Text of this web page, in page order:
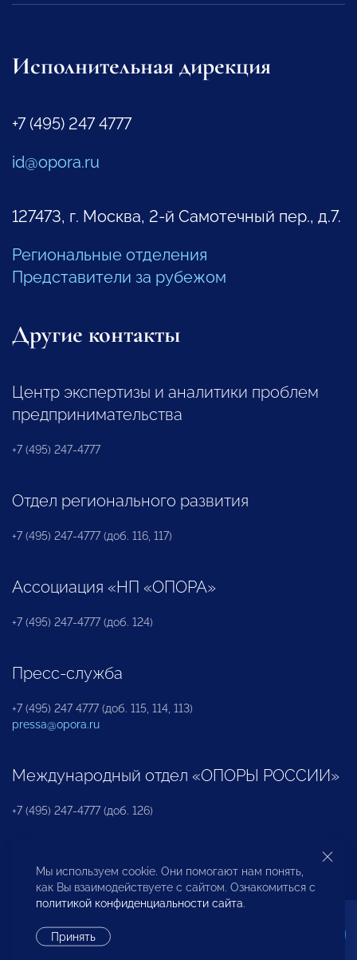
Исполнительная дирекция
+7 (495) 247 4777
id@opora.ru
127473, г. Москва, 2-й Самотечный пер., д.7.
Региональные отделения
Представители за рубежом
Другие контакты
Центр экспертизы и аналитики проблем
предпринимательства
+7 (495) 247-4777
Отдел регионального развития
+7 (495) 247-4777 (доб. 116, 117)
Ассоциация «НП «ОПОРА»
+7 (495) 247-4777 (доб. 124)
Пресс-служба
+7 (495) 247 4777 (доб. 115, 114, 113)
pressa@opora.ru
Международный отдел «ОПОРЫ РОССИИ»
+7 (495) 247-4777 (доб. 126)
Бюро по защите прав предпринимателей и
инвесторов
Мы используем cookie. Они помогают нам понять,
как Вы взаимодействуете с сайтом. Ознакомиться с
политикой конфиденциальности сайта.
Принять